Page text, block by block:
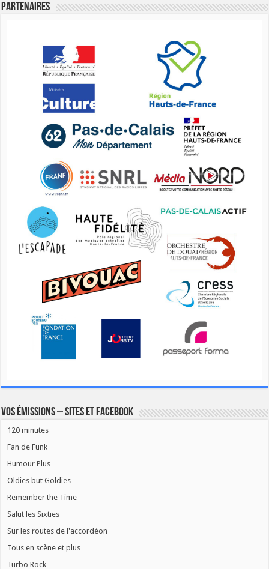
Partenaires
Vos émissions – Sites et Facebook
120 minutes
Fan de Funk
Humour Plus
Oldies but Goldies
Remember the Time
Salut les Sixties
Sur les routes de l'accordéon
Tous en scène et plus
Turbo Rock